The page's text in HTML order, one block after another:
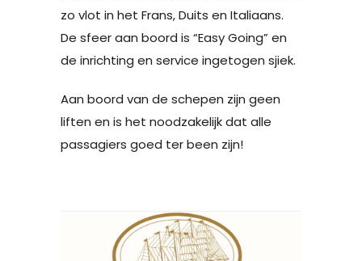
zo vlot in het Frans, Duits en Italiaans.
De sfeer aan boord is “Easy Going” en
de inrichting en service ingetogen sjiek.
Aan boord van de schepen zijn geen
liften en is het noodzakelijk dat alle
passagiers goed ter been zijn!